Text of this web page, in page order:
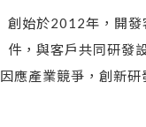
創始於2012年，開發
件，與客戶共同研發
因應產業競爭，創新